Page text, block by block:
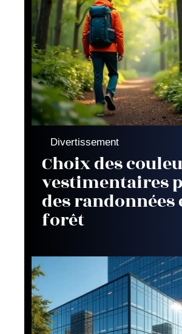
Divertissement
Choix des
vestimentaires
des randonnées
forêt